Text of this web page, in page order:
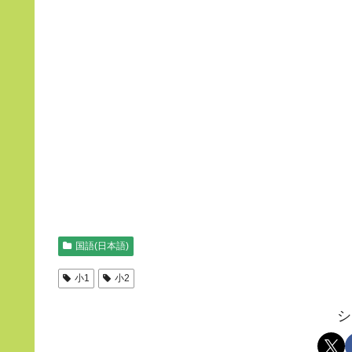
国語(日本語)
小1 小2